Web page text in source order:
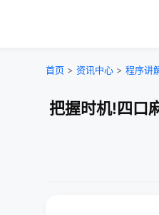
首页 > 资讯中心 > 程序讲
把握时机!四口